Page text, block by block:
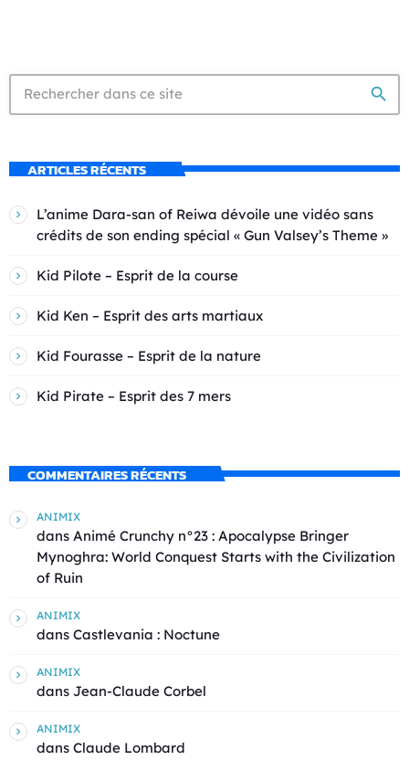
search
ARTICLES RÉCENTS
L’anime Dara-san of Reiwa dévoile une vidéo sans
crédits de son ending spécial « Gun Valsey’s Theme »
Kid Pilote – Esprit de la course
Kid Ken – Esprit des arts martiaux
Kid Fourasse – Esprit de la nature
Kid Pirate – Esprit des 7 mers
COMMENTAIRES RÉCENTS
ANIMIX
dans Animé Crunchy n°23 : Apocalypse Bringer
Mynoghra: World Conquest Starts with the Civilization
of Ruin
ANIMIX
dans Castlevania : Noctune
ANIMIX
dans Jean-Claude Corbel
ANIMIX
dans Claude Lombard